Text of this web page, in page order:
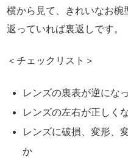
横から見て、きれいなお椀
返っていれば裏返しです。
＜チェックリスト＞
レンズの裏表が逆にな
レンズの左右が正しく
レンズに破損、変形、
か